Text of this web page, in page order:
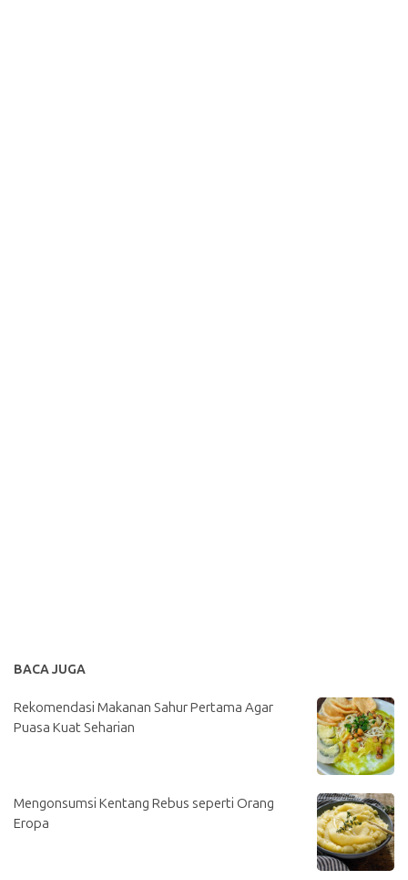
BACA JUGA
Rekomendasi Makanan Sahur Pertama Agar
Puasa Kuat Seharian
Mengonsumsi Kentang Rebus seperti Orang
Eropa